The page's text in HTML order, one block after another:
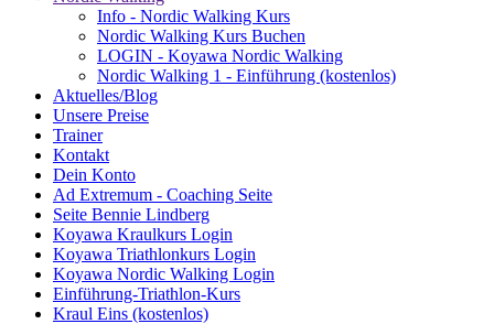
Info - Nordic Walking Kurs
Nordic Walking Kurs Buchen
LOGIN - Koyawa Nordic Walking
Nordic Walking 1 - Einführung (kostenlos)
Aktuelles/Blog
Unsere Preise
Trainer
Kontakt
Dein Konto
Ad Extremum - Coaching Seite
Seite Bennie Lindberg
Koyawa Kraulkurs Login
Koyawa Triathlonkurs Login
Koyawa Nordic Walking Login
Einführung-Triathlon-Kurs
Kraul Eins (kostenlos)